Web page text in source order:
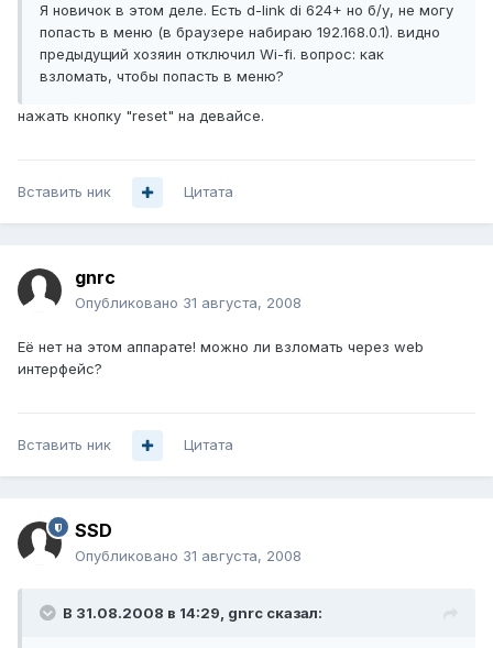
Я новичок в этом деле. Есть d-link di 624+ но б/у, не могу
попасть в меню (в браузере набираю 192.168.0.1). видно
предыдущий хозяин отключил Wi-fi. вопрос: как
взломать, чтобы попасть в меню?
нажать кнопку "reset" на девайсе.
Вставить ник Цитата
gnrc
Опубликовано 31 августа, 2008
Её нет на этом аппарате! можно ли взломать через web
интерфейс?
Вставить ник Цитата
SSD
Опубликовано 31 августа, 2008
В 31.08.2008 в 14:29, gnrc сказал: